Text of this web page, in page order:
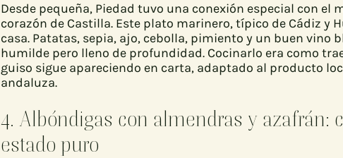
Desde pequeña, Piedad tuvo una conexión especial con el
corazón de Castilla. Este plato marinero, típico de Cádiz y
casa. Patatas, sepia, ajo, cebolla, pimiento y un buen vino
humilde pero lleno de profundidad. Cocinarlo era como
guiso sigue apareciendo en carta, adaptado al producto
andaluza.
4. Albóndigas con almendras y azafrán:
estado puro